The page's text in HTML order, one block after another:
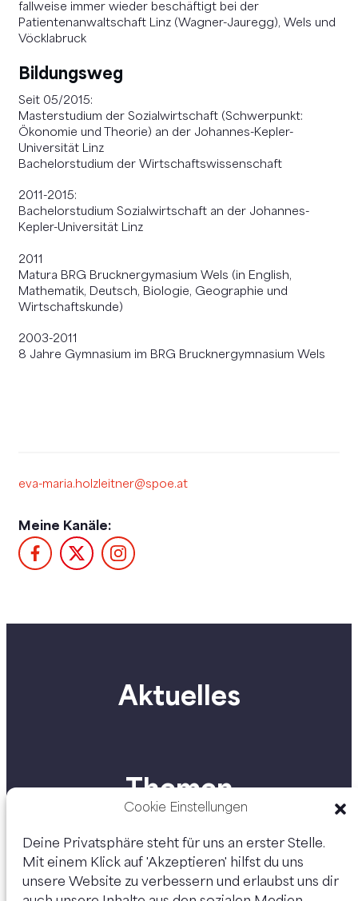
Cookie Einstellungen
Deine Privatsphäre steht für uns an erster Stelle.
Mit einem Klick auf 'Akzeptieren' hilfst du uns
unsere Website zu verbessern und erlaubst uns dir
fallweise immer wieder beschäftigt bei der
Patientenanwaltschaft Linz (Wagner-Jauregg), Wels und
Vöcklabruck
Bildungsweg
Seit 05/2015:
Masterstudium der Sozialwirtschaft (Schwerpunkt:
Ökonomie und Theorie) an der Johannes-Kepler-
Universität Linz
Bachelorstudium der Wirtschaftswissenschaft
2011-2015:
Bachelorstudium Sozialwirtschaft an der Johannes-
Kepler-Universität Linz
2011
Matura BRG Brucknergymasium Wels (in English,
Mathematik, Deutsch, Biologie, Geographie und
Wirtschaftskunde)
2003-2011
8 Jahre Gymnasium im BRG Brucknergymnasium Wels
eva-maria.holzleitner@spoe.at
Meine Kanäle:
Aktuelles
Themen
Personen